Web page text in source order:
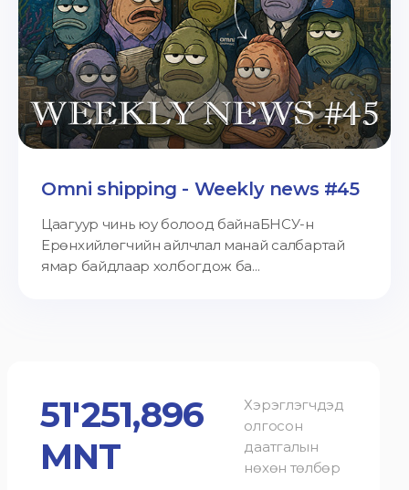
Omni shipping - Weekly news #45
Цаагуур чинь юу болоод байнаБНСУ-н
Ерөнхийлөгчийн айлчлал манай салбартай
ямар байдлаар холбогдож ба...
51'251,896
MNT
Хэрэглэгчдэд
олгосон
даатгалын
нөхөн төлбөр